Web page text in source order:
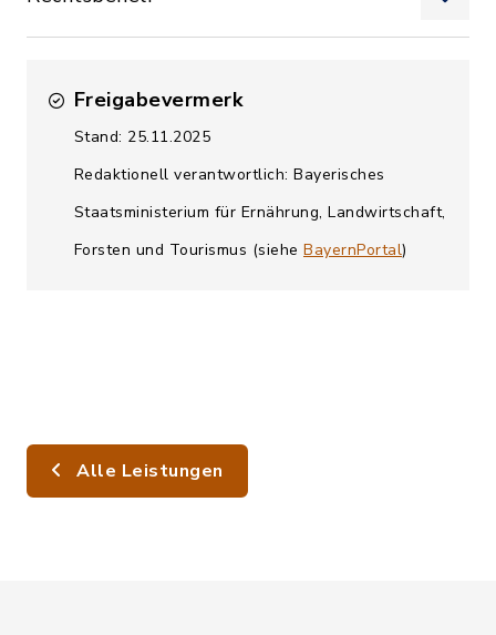
Freigabevermerk
Stand: 25.11.2025
Redaktionell verantwortlich: Bayerisches
Staatsministerium für Ernährung, Landwirtschaft,
Forsten und Tourismus (siehe BayernPortal)
Alle Leistungen